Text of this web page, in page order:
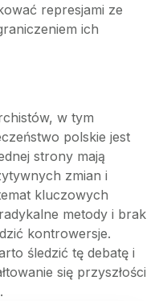
represjami ze
ich
w tym
polskie jest
strony mają
zmian i
kluczowych
metody i brak
kontrowersje.
śledzić tę debatę i
się przyszłości